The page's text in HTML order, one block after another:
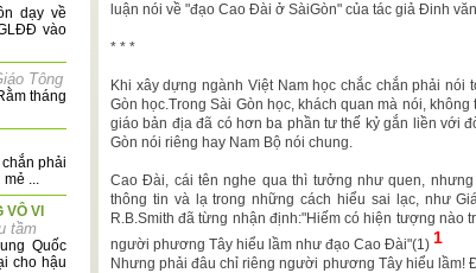
dạy về
vào
Tông
tháng
phải
...
VI
tầm
Quốc
cho hậu
luận nói về "đạo Cao Đài ở SàiGòn" của tác giả Đinh
* * *
Khi xây dựng ngành Việt Nam học chắc chắn phải
Gòn học.Trong Sài Gòn học, khách quan mà nói,
giáo bản địa đã có hơn ba phần tư thế kỷ gắn liền với
Gòn nói riêng hay Nam Bộ nói chung.
Cao Đài, cái tên nghe qua thì tưởng như quen,
thông tin và lạ trong những cách hiểu sai lạc, như
R.B.Smith đã từng nhận định:"Hiếm có hiện tượng nào
người phương Tây hiểu lầm như đạo Cao Đài"(1) 1
Nhưng phải đâu chỉ riêng người phương Tây hiểu lầm!